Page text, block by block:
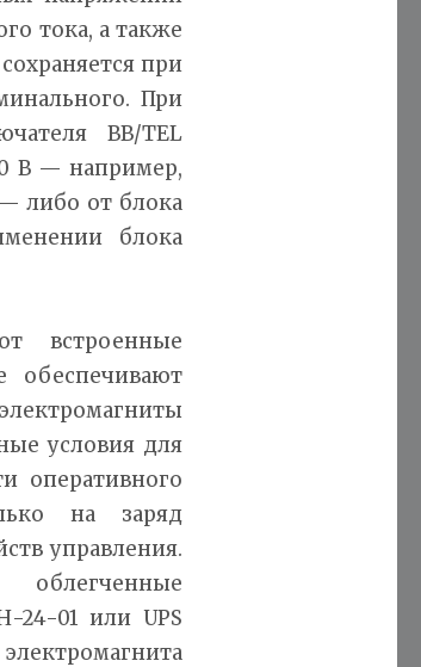
тока, а также
при
При
ВВ/TEL
В — например,
либо от блока
блока
встроенные
обеспечивают
условия для
оперативного
на заряд
управления.
облегченные
24-01 или UPS